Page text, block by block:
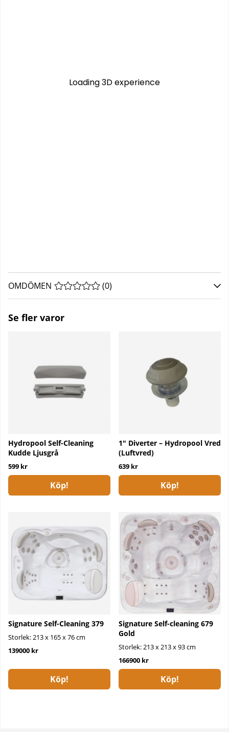
OMDÖMEN MEDELBETYG 0 AV 5 ANTAL BETYG 0
(0)
Se fler varor
Hydropool Self-Cleaning
Kudde Ljusgrå
599 kr
Köp!
1″ Diverter – Hydropool Vred
(Luftvred)
639 kr
Köp!
Signature Self-Cleaning 379
Storlek: 213 x 165 x 76 cm
139000 kr
Köp!
Signature Self-cleaning 679
Gold
Storlek: 213 x 213 x 93 cm
166900 kr
Köp!